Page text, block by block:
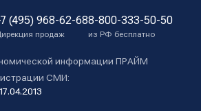
(495) 968-62-68
продаж
8-800-333-50-50
из РФ бесплатно
информации ПРАЙМ
СМИ: